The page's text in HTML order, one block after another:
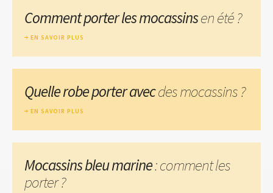
Comment porter les mocassinsen été ?
EN SAVOIR PLUS
Quelle robe porter avecdes mocassins ?
EN SAVOIR PLUS
Mocassins bleu marine: comment les
porter ?